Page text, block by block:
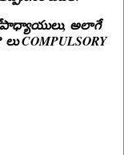
అలాగే
COMPULSORY